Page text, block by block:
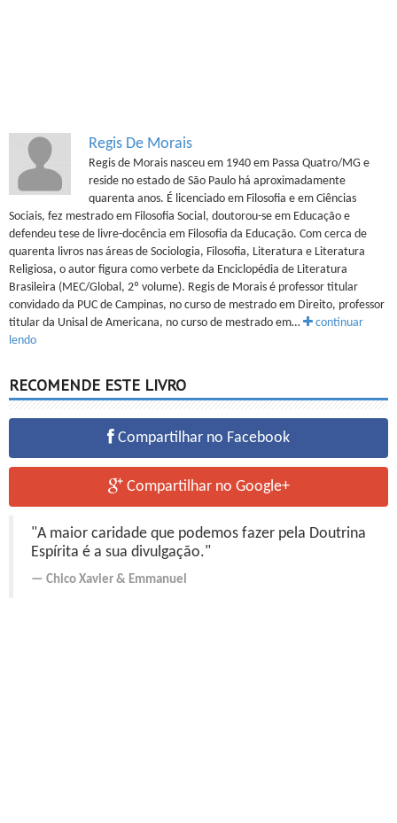
Regis De Morais
Regis de Morais nasceu em 1940 em Passa Quatro/MG e
reside no estado de São Paulo há aproximadamente
quarenta anos. É licenciado em Filosofia e em Ciências
Sociais, fez mestrado em Filosofia Social, doutorou-se em Educação e
defendeu tese de livre-docência em Filosofia da Educação. Com cerca de
quarenta livros nas áreas de Sociologia, Filosofia, Literatura e Literatura
Religiosa, o autor figura como verbete da Enciclopédia de Literatura
Brasileira (MEC/Global, 2º volume). Regis de Morais é professor titular
convidado da PUC de Campinas, no curso de mestrado em Direito, professor
titular da Unisal de Americana, no curso de mestrado em…
continuar
lendo
RECOMENDE ESTE LIVRO
Compartilhar no Facebook
Compartilhar no Google+
"A maior caridade que podemos fazer pela Doutrina
Espírita é a sua divulgação."
Chico Xavier & Emmanuel